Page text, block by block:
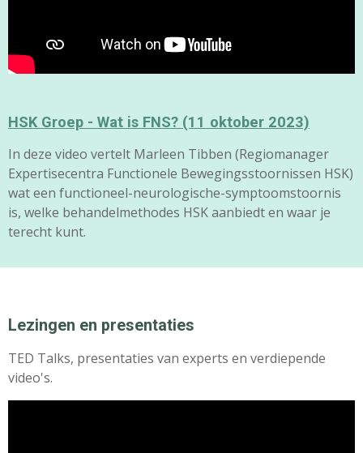
HSK Groep - Wat is FNS? (11 oktober 2023)
In deze video vertelt Marleen Tibben (Regiomanager
Expertisecentra Functionele Bewegingsstoornissen HSK)
wat een functioneel-neurologische-symptoomstoornis
is, welke behandelmethodes HSK aanbiedt en waar je
terecht kunt.
Lezingen en presentaties
TED Talks, presentaties van experts en verdiepende
video's.